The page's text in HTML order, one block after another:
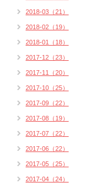
2018-03（21）
2018-02（19）
2018-01（18）
2017-12（23）
2017-11（20）
2017-10（25）
2017-09（22）
2017-08（19）
2017-07（22）
2017-06（22）
2017-05（25）
2017-04（24）